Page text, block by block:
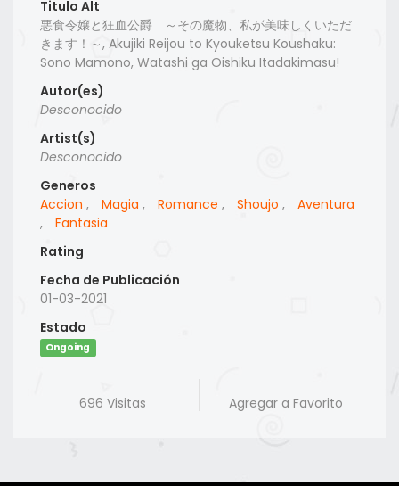
Titulo Alt
悪食令嬢と狂血公爵 ～その魔物、私が美味しくいただ
きます！～, Akujiki Reijou to Kyouketsu Koushaku:
Sono Mamono, Watashi ga Oishiku Itadakimasu!
Autor(es)
Desconocido
Artist(s)
Desconocido
Generos
Accion , Magia , Romance , Shoujo ,
Aventura
,
Fantasia
Rating
Fecha de Publicación
01-03-2021
Estado
Ongoing
696 Visitas Agregar a Favorito